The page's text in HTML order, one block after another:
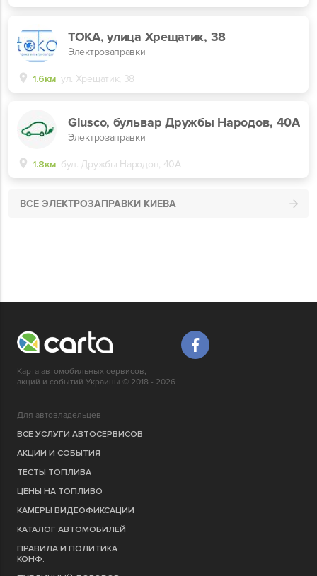
TOKA, улица Хрещатик, 38
Электрозаправки
1.6км ул. Хрещатик, 38
Glusco, бульвар Дружбы Народов, 40А
Электрозаправки
1.8км бул. Дружбы Народов, 40А
ВСЕ ЭЛЕКТРОЗАПРАВКИ КИЕВА
Карта автомобильных сервисов,
акций и событий Украины © 2018 - 2026
Для автовладельцев
ВСЕ УСЛУГИ АВТОСЕРВИСОВ
АКЦИИ И СОБЫТИЯ
ТЕСТЫ ТОПЛИВА
ЦЕНЫ НА ТОПЛИВО
КАМЕРЫ ВИДЕОФИКСАЦИИ
КАТАЛОГ АВТОМОБИЛЕЙ
ПРАВИЛА И ПОЛИТИКА
КОНФ.